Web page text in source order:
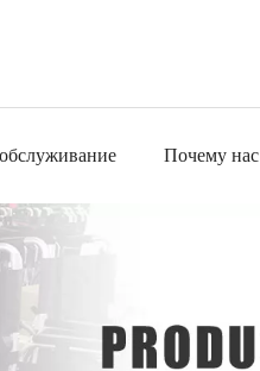
обслуживание Почему нас